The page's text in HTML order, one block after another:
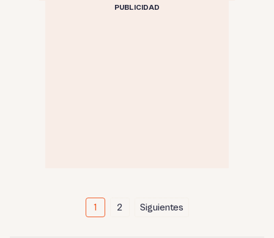
PUBLICIDAD
1 2 Siguientes